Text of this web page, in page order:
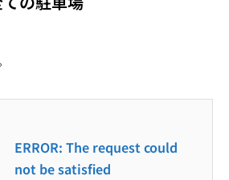
ERROR: The request could
not be satisfied